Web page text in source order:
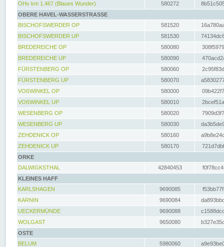
OHv km 1.467 (Blaues Wunder)
580272
OBERE HAVEL-WASSERSTRASSE
BISCHOFSWERDER OP
581520
BISCHOFSWERDER UP
581530
BREDEREICHE OP
580080
BREDEREICHE UP
580090
FÜRSTENBERG OP
580060
FÜRSTENBERG UP
580070
VOßWINKEL OP
580000
VOßWINKEL UP
580010
WESENBERG OP
580020
WESENBERG UP
580030
ZEHDENICK OP
580160
ZEHDENICK UP
580170
ORKE
DALWIGKSTHAL
42840453
KLEINES HAFF
KARLSHAGEN
9690085
KARNIN
9690084
UECKERMÜNDE
9690088
WOLGAST
9650080
OSTE
BELUM
5980060